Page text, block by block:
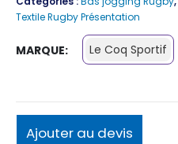
Textile Rugby Présentation
MARQUE Le Coq Sportif
Ajouter au devis